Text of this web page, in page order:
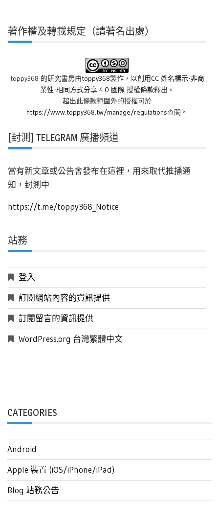
著作權及轉載規定（請著名出處）
toppy368 的研究書房由toppy368製作，以創用CC 姓名標示-非商
業性-相同方式分享 4.0 國際 授權條款釋出。
超出此條款範圍外的授權可於
https://www.toppy368.tw/manage/regulations查閱。
[封測] TELEGRAM 廣播頻道
當有新文章或公告會發布在這裡，用來取代推播通
知，封測中
https://t.me/toppy368_Notice
站務
登入
訂閱網站內容的資訊提供
訂閱留言的資訊提供
WordPress.org 台灣繁體中文
CATEGORIES
Android
Apple 裝置 (iOS/iPhone/iPad)
Blog 站務公告